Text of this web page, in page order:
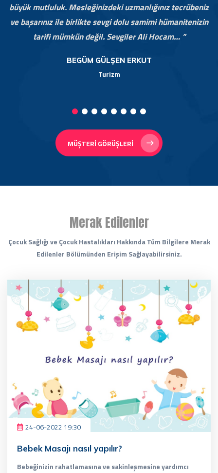
büyük mutluluk. Mesleğinizdeki uzmanlığınız tecrübeniz
ve başarınız ile birlikte sevgi dolu samimi hümanitenizin
tarifi mümkün değil. Sevgiler Ali Hocam… ”
BEGÜM GÜLŞEN ERKUT
Turizm
MÜŞTERI GÖRÜŞLERI
Merak Edilenler
Çocuk Sağlığı ve Çocuk Hastalıkları Hakkında Tüm Bilgilere Merak
Edilenler Bölümünden Erişim Sağlayabilirsiniz.
24-06-2022 19:30
Bebek Masajı nasıl yapılır?
Bebeğinizin rahatlamasına ve sakinleşmesine yardımcı